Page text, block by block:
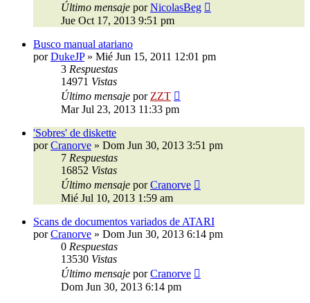
Último mensaje porNicolasBeg
Jue Oct 17, 2013 9:51 pm
Busco manual atariano
porDukeJP» Mié Jun 15, 2011 12:01 pm
3 Respuestas
14971 Vistas
Último mensaje por ZZT
Mar Jul 23, 2013 11:33 pm
'Sobres' de diskette
porCranorve » Dom Jun 30, 2013 3:51 pm
7 Respuestas
16852 Vistas
Último mensaje porCranorve
Mié Jul 10, 2013 1:59 am
Scans de documentos variados de ATARI
porCranorve » Dom Jun 30, 2013 6:14 pm
0 Respuestas
13530 Vistas
Último mensaje porCranorve
Dom Jun 30, 2013 6:14 pm